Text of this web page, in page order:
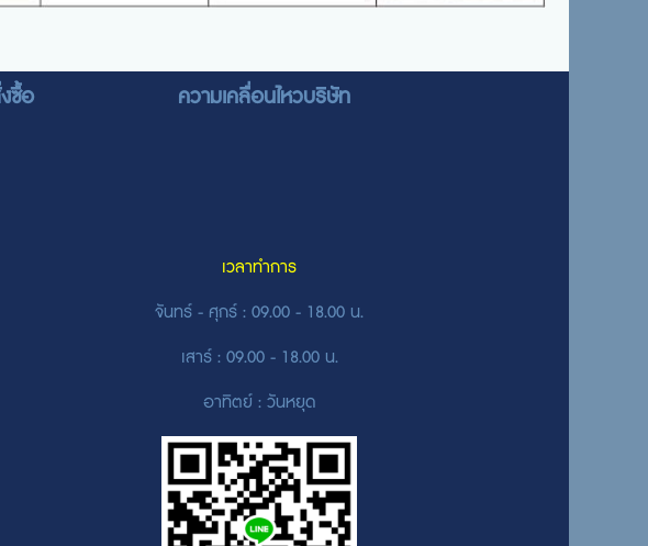
ซื้อ ความเคลื่อนไหวบริษัท
เวลาทำการ
จันทร์ - ศุกร์ : 09.00 - 18.00 น.
เสาร์ : 09.00 - 18.00 น.
อาทิตย์ : วันหยุด